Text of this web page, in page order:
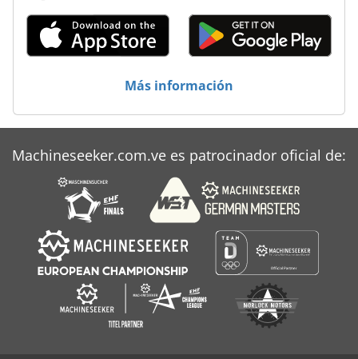
Más información
Machineseeker.com.ve es patrocinador oficial de: